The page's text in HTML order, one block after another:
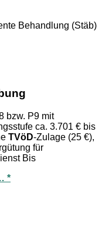
Behandlung (Stäb)
bzw. P9 mit
ca. 3.701 € bis
TVöD-Zulage (25 €),
für
Bis
*